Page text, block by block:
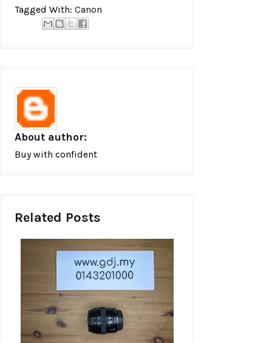
Tagged With: Canon
About author:
Buy with confident
Related Posts